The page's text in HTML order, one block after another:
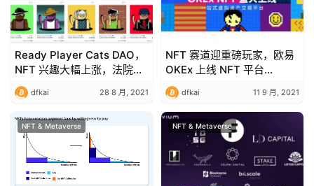
Ready Player Cats DAO，
NFT 兴趣大幅上涨，法院规
定加密货币不是财产 –
Cointelegraph Magazine
dfkai 28 8 月, 2021
NFT 赛道迎重磅玩家，欧易
OKEx 上线 NFT 平台
OKExNFT
dfkai 11 9 月, 2021
NFT & Metaverse NFT & Metaverse